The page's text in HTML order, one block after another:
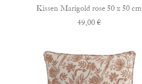
Kissen Marigold rose 50 x 50 cm
49,00 €